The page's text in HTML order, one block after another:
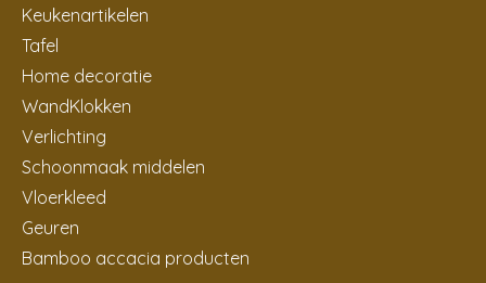
Keukenartikelen
Tafel
Home decoratie
WandKlokken
Verlichting
Schoonmaak middelen
Vloerkleed
Geuren
Bamboo accacia producten